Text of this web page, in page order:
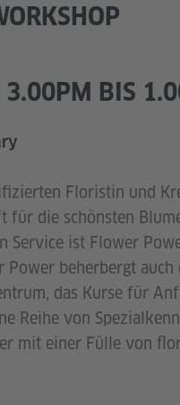
BIS
Floristin und
für die schönsten
Service ist Flower
beherbergt
das Kurse für
Reihe von
mit einer Fülle von